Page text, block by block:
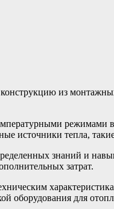
из
режимами
источники тепла,
знаний и
затрат.
оборудования для